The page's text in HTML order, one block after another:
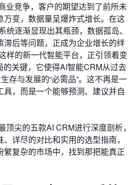
业竞争，客户的期望达到了前所未
万变，数据量呈爆炸式增长。在这
逐渐显现出其瓶颈，数据孤岛、
滞后等问题，正成为企业增长的绊
样的新一代智能平台，正引领着变
关键，它使得AI智能CRM从过去
存与发展的“必需品”。这不再是一
，而是一个能够预测、建议并自
尖的五款AI CRM进行深度剖析，
详尽的对比和实用的选型指南，
繁复杂的市场中，找到那把能真正